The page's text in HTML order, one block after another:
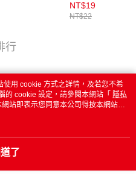
NT$19
NT$22
行
用 cookie 方式之詳情，及若您不希
的 cookie 設定，請參閱本網站「 隱私
站即表示您同意本公司得按本網站使
了